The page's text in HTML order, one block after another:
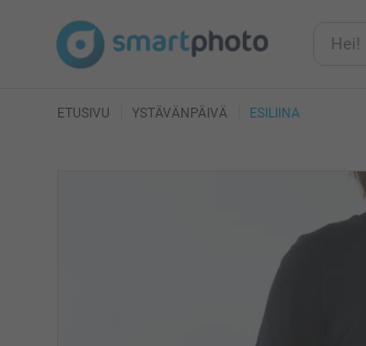
ETUSIVU YSTÄVÄNPÄIVÄ ESILIINA